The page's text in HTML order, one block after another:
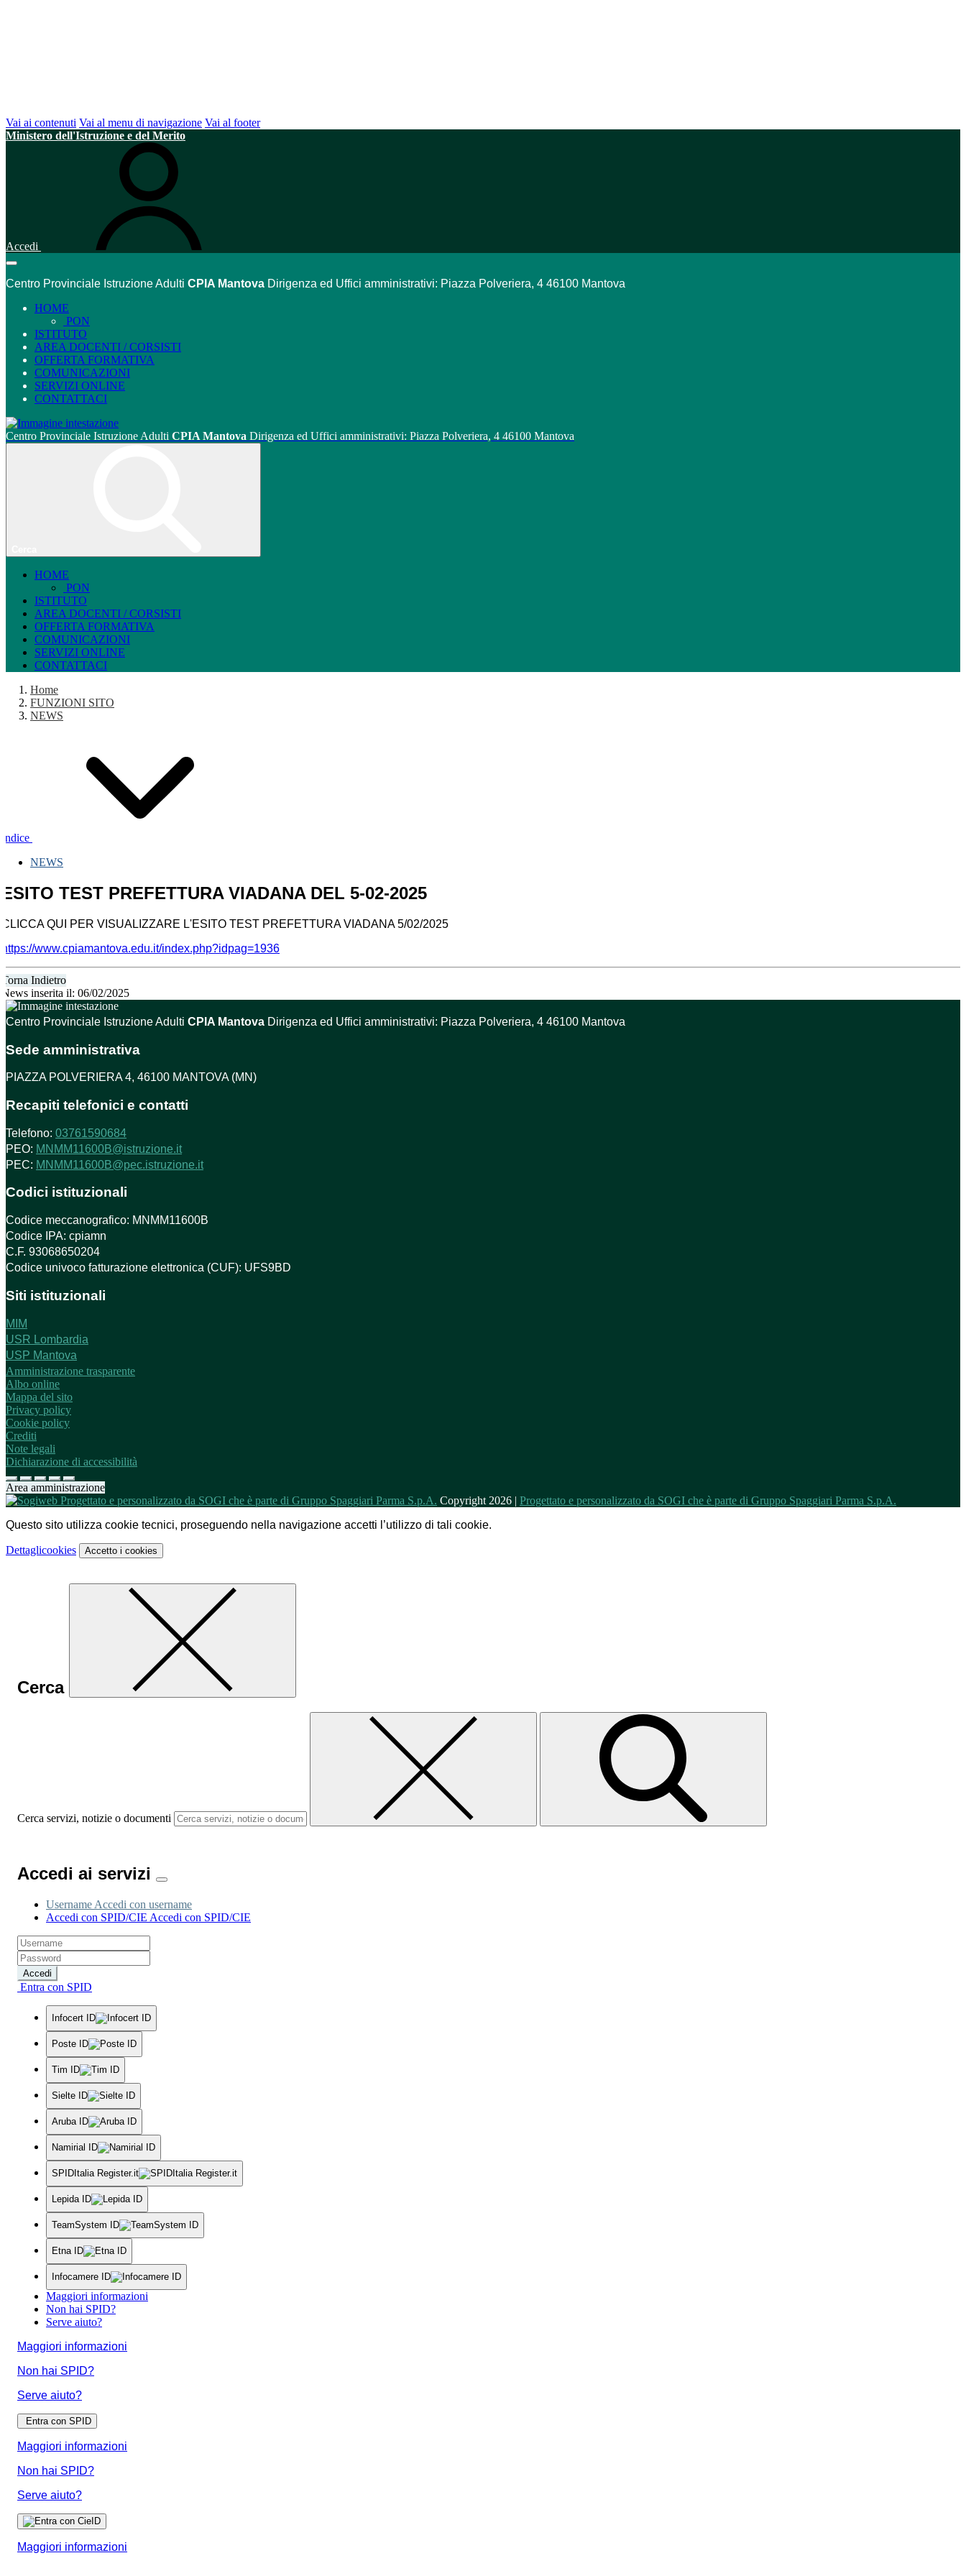
Vai ai contenuti Vai al menu di navigazione Vai al footer
Ministero dell'Istruzione e del Merito
Accedi
Centro Provinciale Istruzione Adulti CPIA Mantova Dirigenza ed Uffici amministrativi: Piazza Polveriera, 4 46100 Mantova
HOME
PON
ISTITUTO
AREA DOCENTI / CORSISTI
OFFERTA FORMATIVA
COMUNICAZIONI
SERVIZI ONLINE
CONTATTACI
Centro Provinciale Istruzione Adulti CPIA Mantova Dirigenza ed Uffici amministrativi: Piazza Polveriera, 4 46100 Mantova
HOME
PON
ISTITUTO
AREA DOCENTI / CORSISTI
OFFERTA FORMATIVA
COMUNICAZIONI
SERVIZI ONLINE
CONTATTACI
Home
FUNZIONI SITO
NEWS
Indice
NEWS
ESITO TEST PREFETTURA VIADANA DEL 5-02-2025
CLICCA QUI PER VISUALIZZARE L'ESITO TEST PREFETTURA VIADANA 5/02/2025
https://www.cpiamantova.edu.it/index.php?idpag=1936
Torna Indietro
News inserita il: 06/02/2025
Centro Provinciale Istruzione Adulti CPIA Mantova Dirigenza ed Uffici amministrativi: Piazza Polveriera, 4 46100 Mantova
Sede amministrativa
PIAZZA POLVERIERA 4, 46100 MANTOVA (MN)
Recapiti telefonici e contatti
Telefono: 03761590684
PEO: MNMM11600B@istruzione.it
PEC: MNMM11600B@pec.istruzione.it
Codici istituzionali
Codice meccanografico: MNMM11600B
Codice IPA: cpiamn
C.F. 93068650204
Codice univoco fatturazione elettronica (CUF): UFS9BD
Siti istituzionali
MIM
USR Lombardia
USP Mantova
Amministrazione trasparente
Albo online
Mappa del sito
Privacy policy
Cookie policy
Crediti
Note legali
Dichiarazione di accessibilità
Area amministrazione
Copyright 2026 | Progettato e personalizzato da SOGI che è parte di Gruppo Spaggiari Parma S.p.A.
Questo sito utilizza cookie tecnici, proseguendo nella navigazione accetti l’utilizzo di tali cookie.
Dettaglicookies Accetto i cookies
Cerca
Cerca servizi, notizie o documenti
Accedi ai servizi
Username Accedi con username
Accedi con SPID/CIE Accedi con SPID/CIE
Accedi
Entra con SPID
Infocert ID
Poste ID
Tim ID
Sielte ID
Aruba ID
Namirial ID
SPIDItalia Register.it
Lepida ID
TeamSystem ID
Etna ID
Infocamere ID
Maggiori informazioni
Non hai SPID?
Serve aiuto?
Maggiori informazioni
Non hai SPID?
Serve aiuto?
Entra con SPID
Maggiori informazioni
Non hai SPID?
Serve aiuto?
Maggiori informazioni